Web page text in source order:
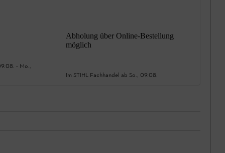
- Mo.,
Abholung über Online-Bestellung
möglich
Im STIHL Fachhandel ab So., 09.08.